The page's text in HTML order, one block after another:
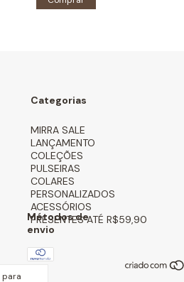
para
Categorias
MIRRA SALE
LANÇAMENTO
COLEÇÕES
PULSEIRAS
COLARES
PERSONALIZADOS
ACESSÓRIOS
PRESENTES ATÉ R$59,90
Métodos de
envio